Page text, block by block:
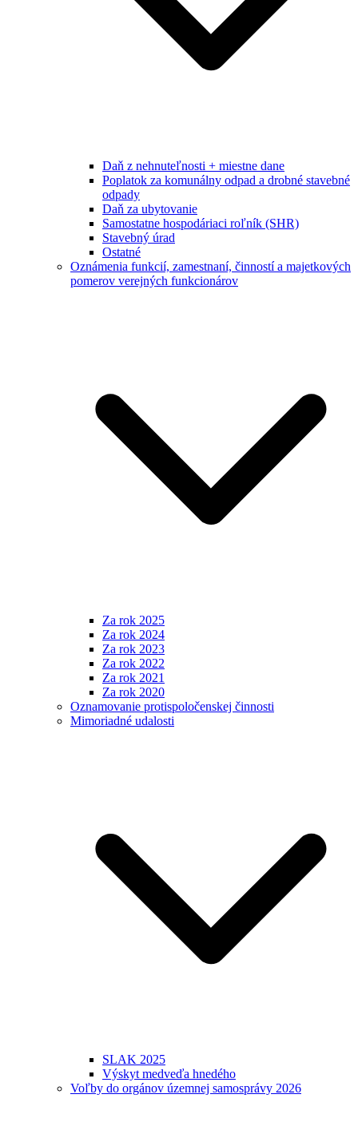
Daň z nehnuteľnosti + miestne dane
Poplatok za komunálny odpad a drobné stavebné
odpady
Daň za ubytovanie
Samostatne hospodáriaci roľník (SHR)
Stavebný úrad
Ostatné
Oznámenia funkcií, zamestnaní, činností a majetkových
pomerov verejných funkcionárov
Za rok 2025
Za rok 2024
Za rok 2023
Za rok 2022
Za rok 2021
Za rok 2020
Oznamovanie protispoločenskej činnosti
Mimoriadné udalosti
SLAK 2025
Výskyt medveďa hnedého
Voľby do orgánov územnej samosprávy 2026